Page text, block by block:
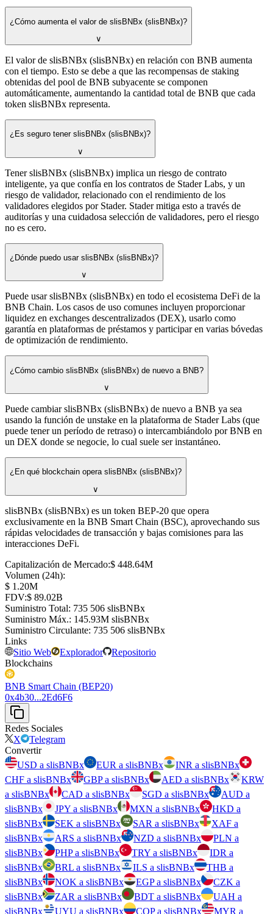
¿Cómo aumenta el valor de slisBNBx (slisBNBx)?
∨
El valor de slisBNBx (slisBNBx) en relación con BNB aumenta
con el tiempo. Esto se debe a que las recompensas de staking
obtenidas del pool de BNB subyacente se componen
automáticamente, aumentando la cantidad total de BNB que cada
token slisBNBx representa.
¿Es seguro tener slisBNBx (slisBNBx)?
∨
Tener slisBNBx (slisBNBx) implica un riesgo de contrato
inteligente, ya que confía en los contratos de Stader Labs, y un
riesgo de validador, relacionado con el rendimiento de los
validadores elegidos por Stader. Stader mitiga esto a través de
auditorías y una cuidadosa selección de validadores, pero el riesgo
no es cero.
¿Dónde puedo usar slisBNBx (slisBNBx)?
∨
Puede usar slisBNBx (slisBNBx) en todo el ecosistema DeFi de la
BNB Chain. Los casos de uso comunes incluyen proporcionar
liquidez en exchanges descentralizados (DEX), usarlo como
garantía en plataformas de préstamos y participar en varias bóvedas
de optimización de rendimiento.
¿Cómo cambio slisBNBx (slisBNBx) de nuevo a BNB?
∨
Puede cambiar slisBNBx (slisBNBx) de nuevo a BNB ya sea
usando la función de unstake en la plataforma de Stader Labs (que
puede tener un período de retraso) o intercambiándolo por BNB en
un DEX donde se negocie, lo cual suele ser instantáneo.
¿En qué blockchain opera slisBNBx (slisBNBx)?
∨
slisBNBx (slisBNBx) es un token BEP-20 que opera
exclusivamente en la BNB Smart Chain (BSC), aprovechando sus
rápidas velocidades de transacción y bajas comisiones para las
interacciones DeFi.
Capitalización de Mercado:⁦$⁩ 448.64M
Volumen (24h):
⁦$⁩ 1.20M
FDV:⁦$⁩ 89.02B
Suministro Total: ⁦⁩ 735 506 slisBNBx
Suministro Máx.: ⁦⁩ 145.93M slisBNBx
Suministro Circulante: ⁦⁩ 735 506 slisBNBx
Links
Sitio Web
Explorador
Repositorio
Blockchains
BNB Smart Chain (BEP20)
0x4b30...2Ed6F6
Redes Sociales
X
Telegram
Convertir
USD a slisBNBx
EUR a slisBNBx
INR a slisBNBx
CHF a slisBNBx
GBP a slisBNBx AED a slisBNBx
KRW
a slisBNBx
CAD a slisBNBx SGD a slisBNBx
AUD a
slisBNBx
JPY a slisBNBx MXN a slisBNBx
HKD a
slisBNBx
SEK a slisBNBx SAR a slisBNBx
XAF a
slisBNBx
ARS a slisBNBx NZD a slisBNBx
PLN a
slisBNBx
PHP a slisBNBx TRY a slisBNBx
IDR a
slisBNBx
BRL a slisBNBx ILS a slisBNBx
THB a
slisBNBx
NOK a slisBNBx EGP a slisBNBx
CZK a
slisBNBx
ZAR a slisBNBx BDT a slisBNBx
UAH a
slisBNBx
UYU a slisBNBx COP a slisBNBx MYR a